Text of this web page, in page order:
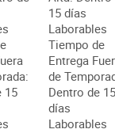
15
15 días
Laborables
Tiempo de
Entrega
de
Dentro de
días
Laborables